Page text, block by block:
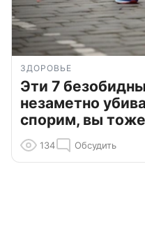
ЗДОРОВЬЕ
Эти 7
незаметно
спорим, вы
134 Обсудить